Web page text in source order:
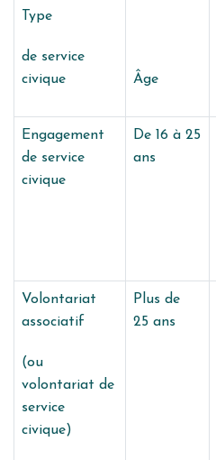
Type
de service
civique
Âge
Engagement
de service
civique
De 16 à 25
ans
Volontariat
associatif
(ou
volontariat de
service
civique)
Plus de
25 ans